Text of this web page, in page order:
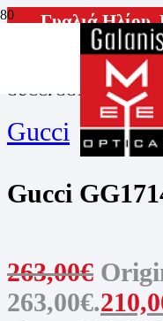
Γυαλιά Ηλίου,
ΑΡΧΙΚΗ ΣΕΛΙΔΑ
ΓΥΑΛΙΑ ΗΛΙΟΥ
ΓΥΝΑΙΚΕΙΑ ΓΥΑΛΙΑ
GUCCI GG1714S-002
Gucci
Gucci
263,00€
263,00€.